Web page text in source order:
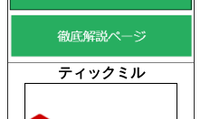
ティックミル